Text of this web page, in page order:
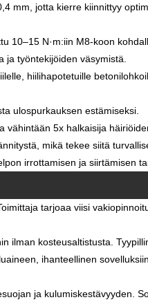
mm, jotta kierre kiinnittyy
10–15 N·m:iin M8-koon
työntekijöiden väsymistä.
hiilihapotetuille
ulospurkauksen estämiseksi.
5x halkaisija
mikä tekee siitä
irrottamisen ja siirtämisen
tarjoaa viisi
ilman kosteusaltistusta.
ihanteellinen
ja kulumiskestävyyden.